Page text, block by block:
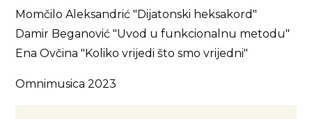
Momčilo Aleksandrić "Dijatonski heksakord"
Damir Beganović "Uvod u funkcionalnu metodu"
Ena Ovčina "Koliko vrijedi što smo vrijedni"
Omnimusica 2023